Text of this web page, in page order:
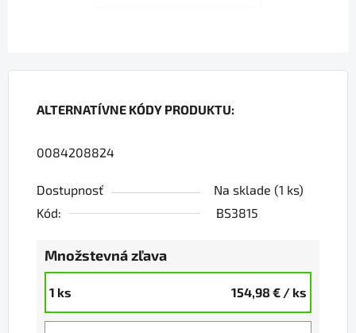
ALTERNATÍVNE KÓDY PRODUKTU:
0084208824
Dostupnosť Na sklade (1 ks)
Kód:
BS3815
Množstevná zľava
1 ks 154,98 € / ks